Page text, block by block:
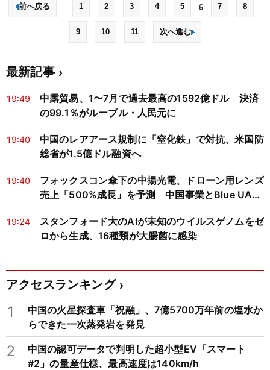
前へ戻る 1 2 3 4 5 6 7 8
9 10 11 次へ進む
最新記事
19:49
中露貿易、1〜7月で過去最高の1592億ドル 決済
の99.1％がルーブル・人民元に
19:40
中国のレアアース規制に「窒化鉄」で対抗、米国防
総省が1.5億ドル融資へ
19:40
フォックスコン傘下の中揚光電、ドローン用レンズ
売上「500%成長」を予測 中国事業とBlue UAS
19:24
スタンフォード大のAIが未知のウイルスゲノムをゼ
ロから生成、16種類が大腸菌に感染
アクセスランキング
1
中国の火星探査車「祝融」、7億5700万年前の塩水か
らできた一次蒸発岩を発見
2
中国の認可データで判明した超小型EV「スマート
#2」の量産仕様、最高速度は140km/h